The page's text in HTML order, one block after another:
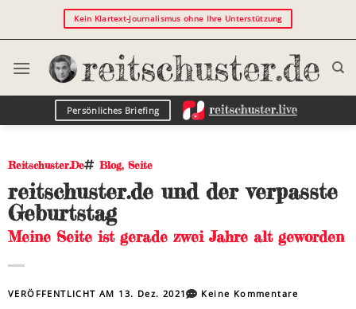
Kein Klartext-Journalismus ohne Ihre Unterstützung
Persönliches Briefing
Reitschuster.de Blog, Seite
reitschuster.de und der verpasste
Geburtstag
Meine Seite ist gerade zwei Jahre alt geworden
VERÖFFENTLICHT AM 13. Dez. 2021 Keine Kommentare